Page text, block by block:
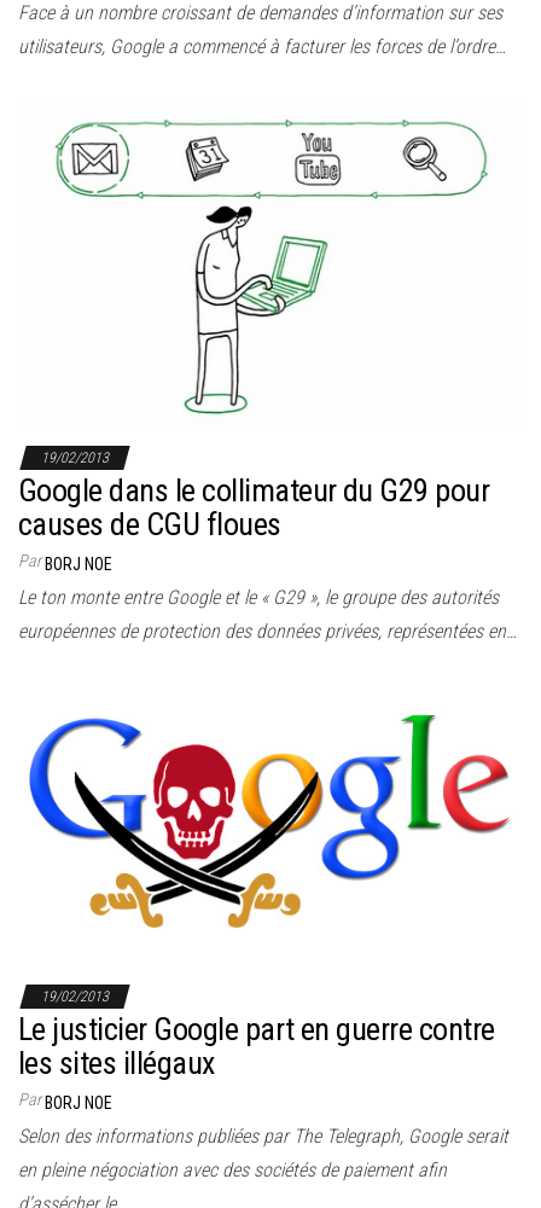
Face à un nombre croissant de demandes d’information sur ses
utilisateurs, Google a commencé à facturer les forces de l’ordre…
19/02/2013
Google dans le collimateur du G29 pour
causes de CGU floues
ParBORJ NOE
Le ton monte entre Google et le « G29 », le groupe des autorités
européennes de protection des données privées, représentées en…
19/02/2013
Le justicier Google part en guerre contre
les sites illégaux
ParBORJ NOE
Selon des informations publiées par The Telegraph, Google serait
en pleine négociation avec des sociétés de paiement afin